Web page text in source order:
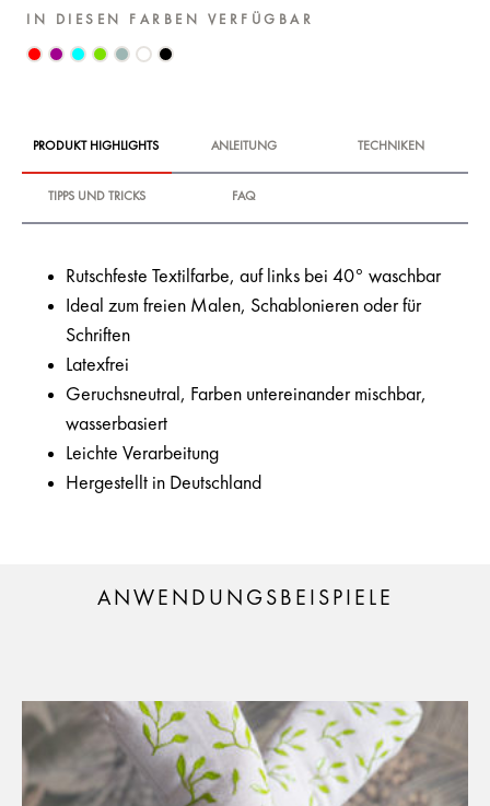
IN DIESEN FARBEN VERFÜGBAR
PRODUKT HIGHLIGHTS ANLEITUNG TECHNIKEN
TIPPS UND TRICKS FAQ
Rutschfeste Textilfarbe, auf links bei 40° waschbar
Ideal zum freien Malen, Schablonieren oder für
Schriften
Latexfrei
Geruchsneutral, Farben untereinander mischbar,
wasserbasiert
Leichte Verarbeitung
Hergestellt in Deutschland
ANWENDUNGSBEISPIELE